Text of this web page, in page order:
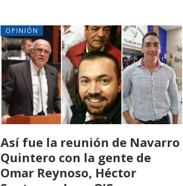
OPINIÓN
Así fue la reunión de Navarro
Quintero con la gente de
Omar Reynoso, Héctor